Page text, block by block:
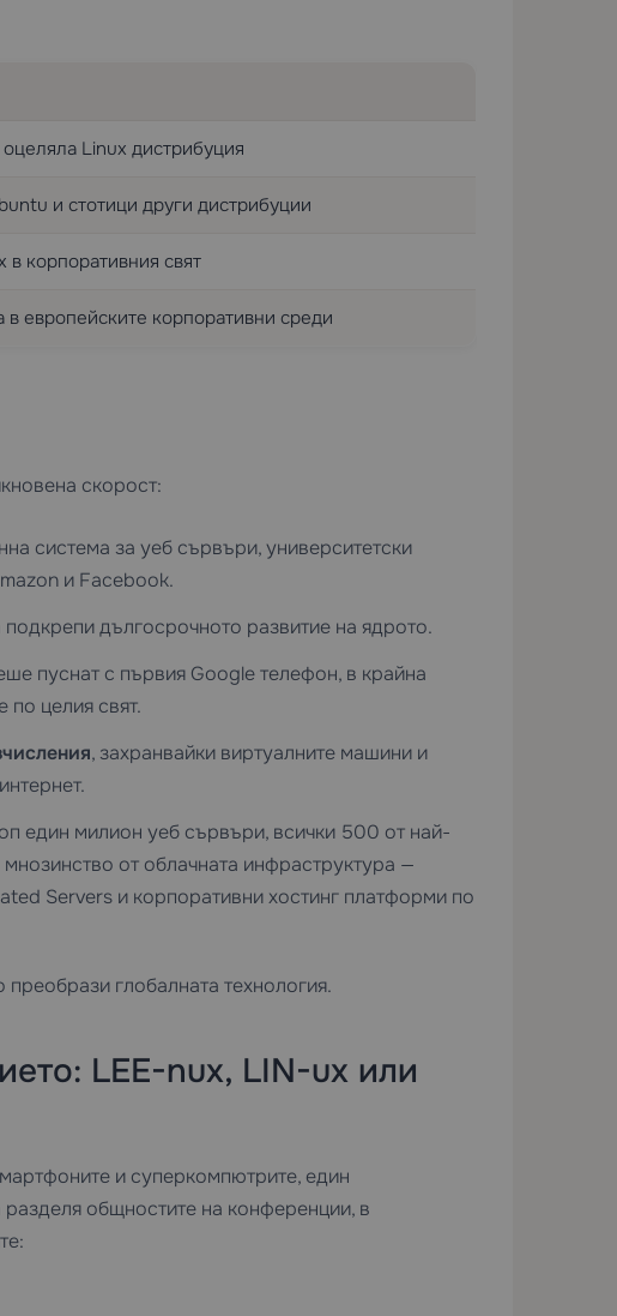
Linux дистрибуция
и стотици други дистрибуции
корпоративния свят
европейските корпоративни среди
скорост:
система за уеб сървъри, университетски
и Facebook.
дългосрочното развитие на ядрото.
пуснат с първия Google телефон, в крайна
целия свят.
, захранвайки виртуалните машини и
един милион уеб сървъри, всички 500 от най-
от облачната инфраструктура —
Serversи корпоративни хостинг платформи по
глобалната технология.
LEE-nux, LIN-ux или
и суперкомпютрите, един
общностите на конференции, в